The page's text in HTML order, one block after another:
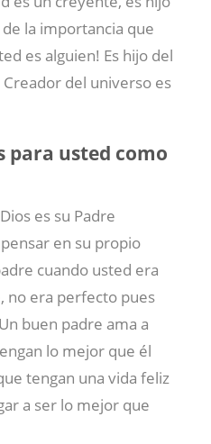
de la importancia que
es alguien! Es hijo del
del universo es
para usted como
es su Padre
en su propio
cuando usted era
no era perfecto pues
buen padre ama a
lo mejor que él
tengan una vida feliz
a ser lo mejor que